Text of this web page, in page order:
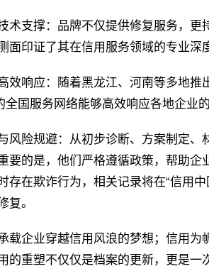
术支撑：品牌不仅提供修复服务，
面印证了其在信用服务领域的专业深
效响应：随着黑龙江、河南等多地推
全国服务网络能够高效响应各地企业
风险规避：从初步诊断、方案制定、
要的是，他们严格遵循政策，帮助
存在欺诈行为，相关记录将在“信用
复。
载企业穿越信用风浪的梦想；信用为
的重塑不仅仅是档案的更新，更是一